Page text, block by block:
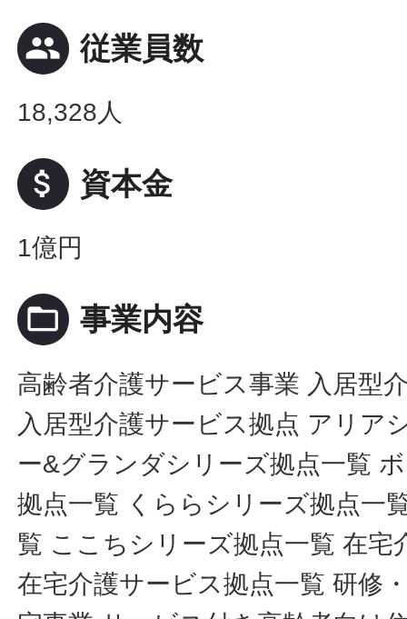
people 従業員数
18,328人
attach_money 資本金
1億円
folder_open 事業内容
高齢者介護サービス事業 入居型
入居型介護サービス拠点 アリア
ー&グランダシリーズ拠点一覧
拠点一覧 くららシリーズ拠点一
覧 ここちシリーズ拠点一覧 在
在宅介護サービス拠点一覧 研修